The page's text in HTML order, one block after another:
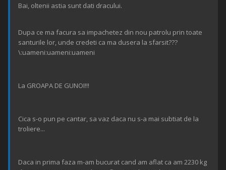
Bai, oltenii astia sunt dati dracului.
Dupa ce ma facura sa impachetez din nou patrolu prin toate
santurile lor, unde credeti ca ma dusera la sfarsit???
\:uameni:uameni:uameni
La GROAPA DE GUNOI!!!
Cica s-o pun pe cantar, sa vaz daca nu s-a mai subtiat de la
troliere...
Daca in prima faza m-am bucurat cand am aflat ca am 2230 kg